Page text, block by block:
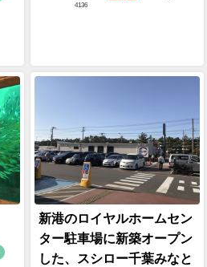
4136
新港のロイヤルホームセン
ター駐車場に新築オープン
した、スシロー千葉みなと